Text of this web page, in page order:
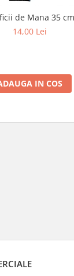
de Mana 35 cm
14,00 Lei
IN COS